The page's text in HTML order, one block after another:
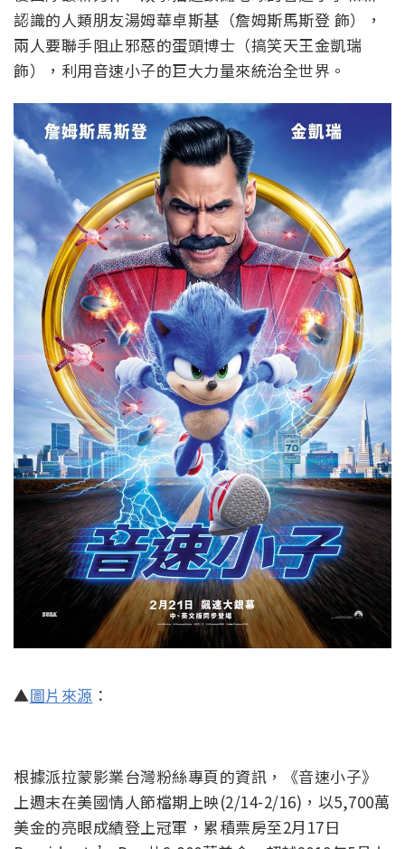
認識的人類朋友湯姆華卓斯基（詹姆斯馬斯登 飾），
兩人要聯手阻止邪惡的蛋頭博士（搞笑天王金凱瑞
飾），利用音速小子的巨大力量來統治全世界。
▲圖片來源 ：
根據派拉蒙影業台灣粉絲專頁的資訊，《音速小子》
上週末在美國情人節檔期上映(2/14-2/16)，以5,700萬
美金的亮眼成績登上冠軍，累積票房至2月17日